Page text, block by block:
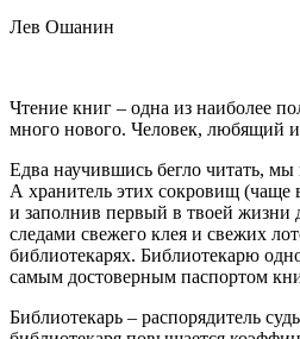
Лев Ошанин
Чтение книг – одна из наиболее
много нового. Человек, любящий
Едва научившись бегло читать,
А хранитель этих сокровищ (чаще
и заполнив первый в твоей жизни
следами свежего клея и свежих
библиотекарях. Библиотекарю
самым достоверным паспортом
Библиотекарь – распорядитель